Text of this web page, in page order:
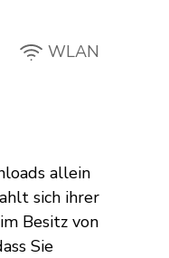
WLAN
allein
sich ihrer
Besitz von
Sie